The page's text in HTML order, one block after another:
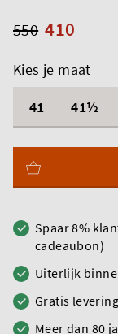
410
550
Kies je maat
41
41½
Spaar 8%
cadeaubon)
Uiterlijk
Gratis
Meer dan 80